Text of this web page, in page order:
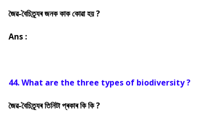
জৈৱ-বৈচিত্ৰ্যৰ জনক কাক কোৱা হয় ?
Ans :
44. What are the three types of biodiversity ?
জৈৱ-বৈচিত্ৰ্যৰ তিনিটা প্ৰকাৰ কি কি ?